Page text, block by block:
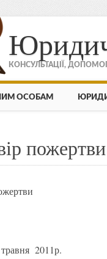
КОНСУЛЬТАЦІЇ,
ОСОБАМ
пожертви
2011р.